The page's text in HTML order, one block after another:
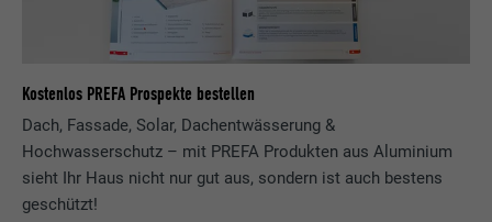
Kostenlos PREFA Prospekte bestellen
Dach, Fassade, Solar, Dachentwässerung &
Hochwasserschutz – mit PREFA Produkten aus Aluminium
sieht Ihr Haus nicht nur gut aus, sondern ist auch bestens
geschützt!
Browser ID-Cookie
li_sugr
Anbieter LinkedIn
Laufzeit